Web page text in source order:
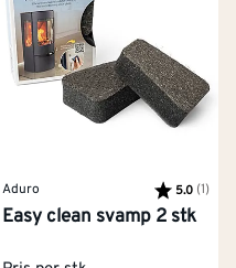
Aduro Karakter:
5.0 (1)
Easy clean svamp 2 stk